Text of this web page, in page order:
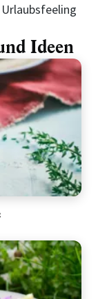
Ideen